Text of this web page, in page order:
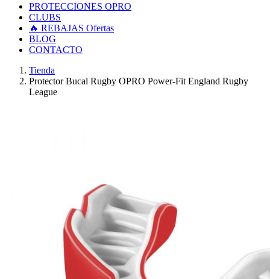
PROTECCIONES OPRO
CLUBS
🔥 REBAJAS Ofertas
BLOG
CONTACTO
Tienda
Protector Bucal Rugby OPRO Power-Fit England Rugby
League